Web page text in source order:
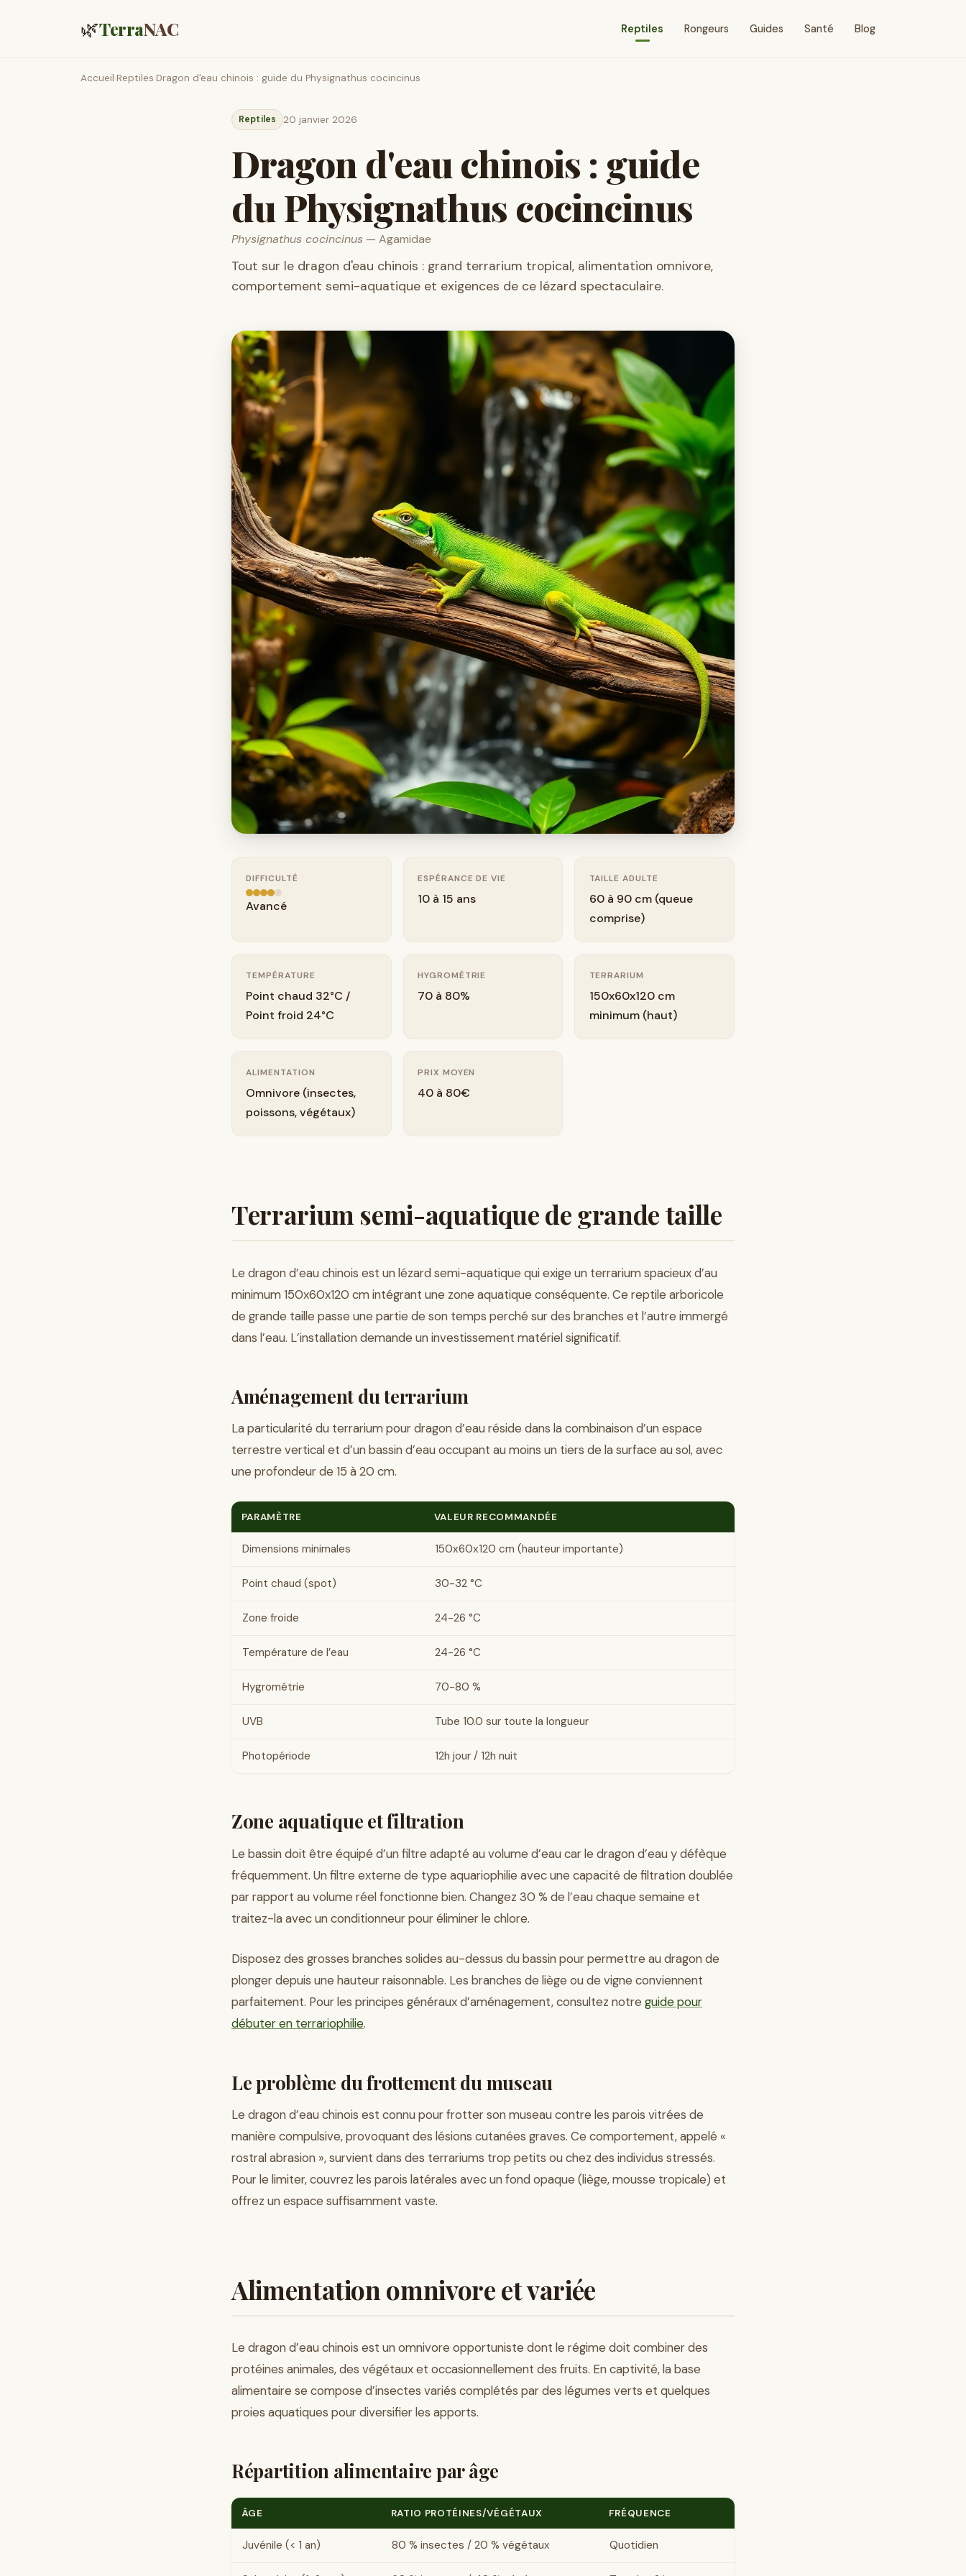
🌿TerraNAC Reptiles Rongeurs Guides Santé Blog
Accueil›Reptiles›Dragon d'eau chinois : guide du Physignathus cocincinus
Reptiles 20 janvier 2026
Dragon d'eau chinois : guide
du Physignathus cocincinus
Physignathus cocincinus — Agamidae
Tout sur le dragon d'eau chinois : grand terrarium tropical, alimentation omnivore,
comportement semi-aquatique et exigences de ce lézard spectaculaire.
DIFFICULTÉ
Avancé
ESPÉRANCE DE VIE
10 à 15 ans
TAILLE ADULTE
60 à 90 cm (queue
comprise)
TEMPÉRATURE
Point chaud 32°C /
Point froid 24°C
HYGROMÉTRIE
70 à 80%
TERRARIUM
150x60x120 cm
minimum (haut)
ALIMENTATION
Omnivore (insectes,
poissons, végétaux)
PRIX MOYEN
40 à 80€
Terrarium semi-aquatique de grande taille
Le dragon d’eau chinois est un lézard semi-aquatique qui exige un terrarium spacieux d’au
minimum 150x60x120 cm intégrant une zone aquatique conséquente. Ce reptile arboricole
de grande taille passe une partie de son temps perché sur des branches et l’autre immergé
dans l’eau. L’installation demande un investissement matériel significatif.
Aménagement du terrarium
La particularité du terrarium pour dragon d’eau réside dans la combinaison d’un espace
terrestre vertical et d’un bassin d’eau occupant au moins un tiers de la surface au sol, avec
une profondeur de 15 à 20 cm.
PARAMÈTRE VALEUR RECOMMANDÉE
Dimensions minimales 150x60x120 cm (hauteur importante)
Point chaud (spot) 30-32 °C
Zone froide 24-26 °C
Température de l’eau 24-26 °C
Hygrométrie 70-80 %
UVB Tube 10.0 sur toute la longueur
Photopériode 12h jour / 12h nuit
Zone aquatique et filtration
Le bassin doit être équipé d’un filtre adapté au volume d’eau car le dragon d’eau y défèque
fréquemment. Un filtre externe de type aquariophilie avec une capacité de filtration doublée
par rapport au volume réel fonctionne bien. Changez 30 % de l’eau chaque semaine et
traitez-la avec un conditionneur pour éliminer le chlore.
Disposez des grosses branches solides au-dessus du bassin pour permettre au dragon de
plonger depuis une hauteur raisonnable. Les branches de liège ou de vigne conviennent
parfaitement. Pour les principes généraux d’aménagement, consultez notre guide pour
débuter en terrariophilie.
Le problème du frottement du museau
Le dragon d’eau chinois est connu pour frotter son museau contre les parois vitrées de
manière compulsive, provoquant des lésions cutanées graves. Ce comportement, appelé «
rostral abrasion », survient dans des terrariums trop petits ou chez des individus stressés.
Pour le limiter, couvrez les parois latérales avec un fond opaque (liège, mousse tropicale) et
offrez un espace suffisamment vaste.
Alimentation omnivore et variée
Le dragon d’eau chinois est un omnivore opportuniste dont le régime doit combiner des
protéines animales, des végétaux et occasionnellement des fruits. En captivité, la base
alimentaire se compose d’insectes variés complétés par des légumes verts et quelques
proies aquatiques pour diversifier les apports.
Répartition alimentaire par âge
ÂGE RATIO PROTÉINES/VÉGÉTAUX FRÉQUENCE
Juvénile (< 1 an) 80 % insectes / 20 % végétaux Quotidien